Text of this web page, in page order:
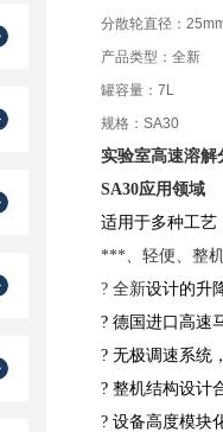
分散轮直径：
产品类型：全新
罐容量：7L
规格：SA30
实验室高速溶解
SA30应用领域
适用于多种工艺
***、轻便、整
? 全新设计的升
? 德国进口高速
? 无极调速系统
? 整机结构设计
? 设备高度模块